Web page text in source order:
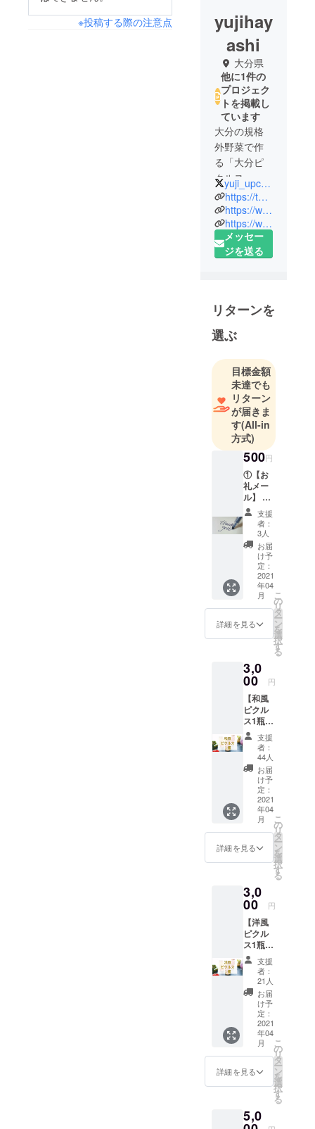
※投稿する際の注意点
yujihay
ashi
大分県
他に1件の
プロジェク
トを掲載し
ています
大分の規格
外野菜で作
る「大分ピ
クルス」の
林 勇士と申
します。
1990年生ま
れの大分県
中津市出身
を卒業後に
関西、関
東、東南ア
ロッパを経
て、2019年
10月に中津
市にUターン
移住しまし
た。
現在は、本
来捨てられ
るはずだっ
たモノか
ら、より付
加価値の高
い商品を開
発し、販売
する「アッ
プサイク
ル」を中心
に、福祉や
様々なSDGs
関連のソー
シャルビジ
ネスを行っ
ています。
Uターン移住
をきっかけ
に、大分県
の農作物の
美味しさを
改めて実感
し、僕の得
るアップサ
イクルのア
イディアを
活かし、大
分の規格外
野菜の付加
価値のさら
なる向上を
「大分ピク
ルス」のプ
ロジェクト
を立ち上げ
ました。
yuji_upcycle
https://twitter.com/yuji_upcycle
https://www.facebook.com/yuzi820
https://www.instagram.com/oita_pickles/?hl=ja
メッセー
ジを送る
リターンを
選ぶ
目標金額
未達でも
リターン
が届きま
す(All-in
方式)
500円
①【お
礼メー
ル】 ・
一つ一
つ、感
謝の気
持ちを
込めて
お礼
メール
をお送
りさせ
て頂き
ます。
▼OITA
PICKLE
ジェク
トの最
新情報
や活動
プロセ
スを
Facebo
okグ
ループ
で発信
中です
ので、
ぜひご
参加く
ださ
い！
https://
cebook.
oups/28
538583
85/?
ref=sha
re
支援
者：
3人
お届
け予
定：
2021
年04
月
詳細を見る
こ
の
リ
タ
ー
ン
を
選
択
す
る
3,0
00 円
【和風
ピクル
ス1瓶】
①【和
風味の
ピクル
ス×1
瓶】 ・
大分県
産の干
し椎茸
出汁と
カボス
で味付
けした
ルスを
１瓶お
送りし
ます。
・リ
ターン
発送時
に収穫
できる
旬なお
野菜で
ピクル
スをお
作りし
ますの
で、ど
んな野
かは、
支援
者：
44人
お届
け予
定：
2021
年04
月
詳細を見る
こ
の
リ
タ
ー
ン
を
選
択
す
る
3,0
00 円
【洋風
ピクル
ス1瓶】
①【洋
風味の
ピクル
ス×1
瓶】 ・
スパイ
スと
ハーブ
で風味
づけし
た洋風
味のピ
お送り
しま
支援
者：
21人
お届
け予
定：
2021
年04
月
詳細を見る
こ
の
リ
タ
ー
ン
を
選
択
す
る
5,0